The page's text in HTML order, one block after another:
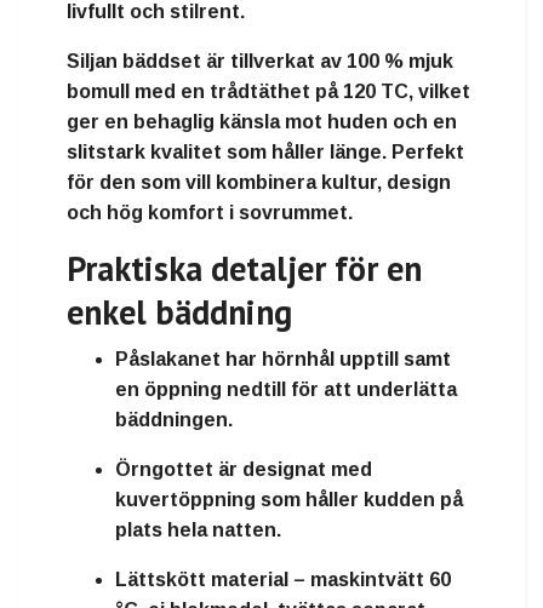
livfullt och stilrent.
Siljan bäddset är tillverkat av 100 % mjuk
bomull
med en trådtäthet på 120 TC, vilket
ger en behaglig känsla mot huden och en
slitstark kvalitet som håller länge. Perfekt
för den som vill kombinera kultur, design
och hög komfort i sovrummet.
Praktiska detaljer för en
enkel bäddning
Påslakanet har hörnhål upptill
samt
en öppning nedtill
för att underlätta
bäddningen.
Örngottet är designat med
kuvertöppning som håller kudden på
plats hela natten.
Lättskött material – maskintvätt 60